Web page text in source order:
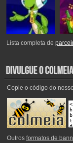
Lista completa de
Copie o código do nosso
Outros formatos de